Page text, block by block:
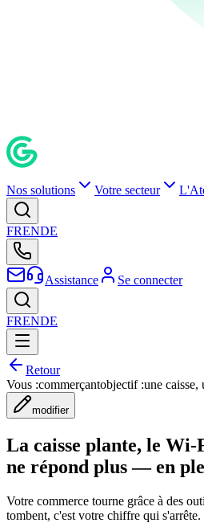
Nos solutions Votre secteur
FRENDE
Assistance Se connecter
FRENDE
Retour
Vous :commerçantobjectif :une caisse,
modifier
La caisse plante, le Wi-
ne répond plus — en
Votre commerce tourne grâce à des
tombent, c'est votre chiffre qui